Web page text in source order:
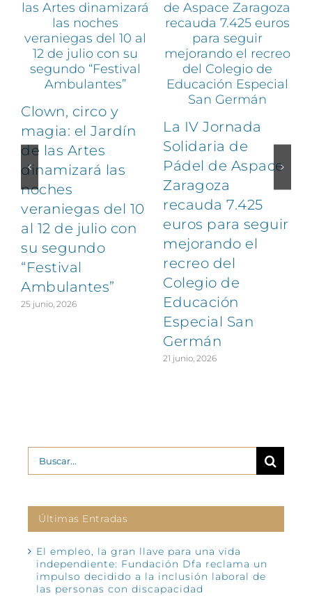
Clown, circo y
magia: el Jardín
de las Artes
dinamizará las
noches
veraniegas del 10
al 12 de julio con
su segundo
“Festival
Ambulantes”
25 junio, 2026
La IV Jornada
Solidaria de
Pádel de Aspace
Zaragoza
recauda 7.425
euros para seguir
mejorando el
recreo del
Colegio de
Educación
Especial San
Germán
21 junio, 2026
Buscar:
Últimas Entradas
El empleo, la gran llave para una vida
independiente: Fundación Dfa reclama un
impulso decidido a la inclusión laboral de
las personas con discapacidad